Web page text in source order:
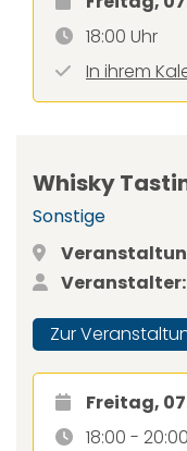
18:00 Uhr
In ihrem
Whisky
Sonstige
Veranstalter:
Zur
Freitag,
18:00 -